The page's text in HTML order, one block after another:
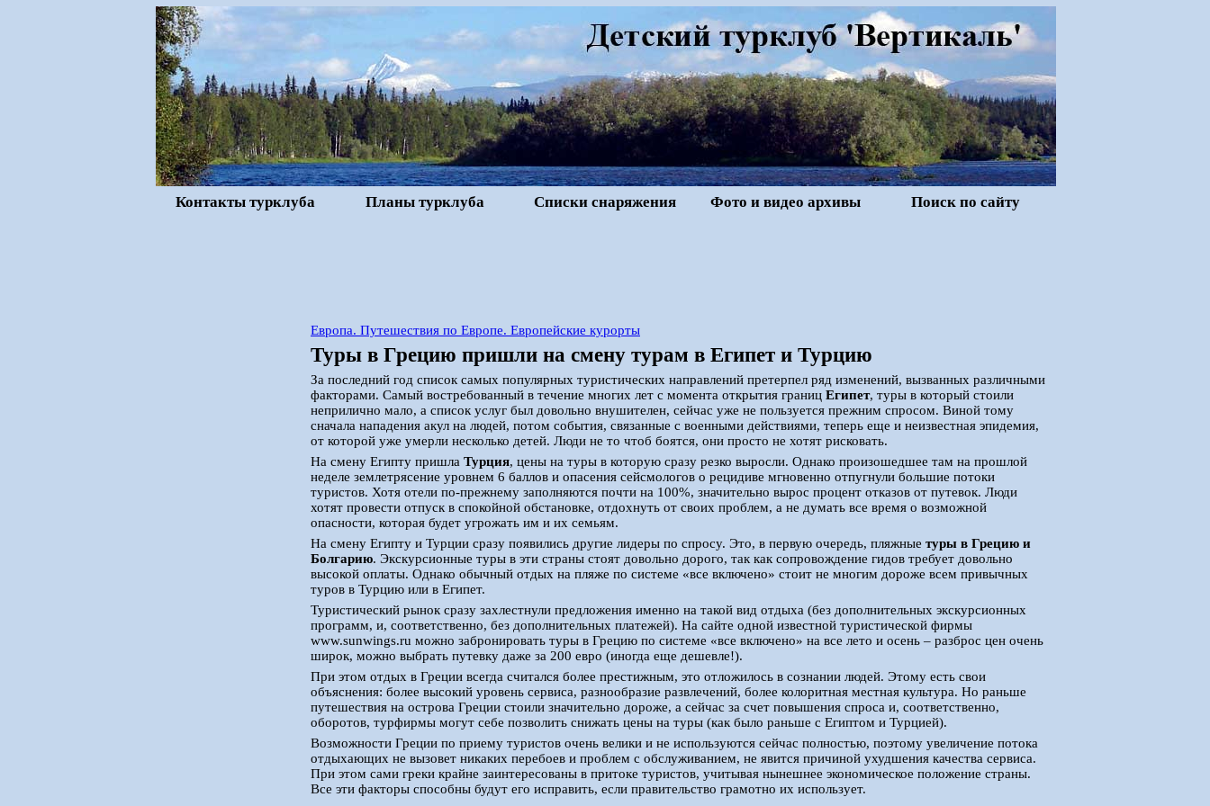
Контакты турклуба Планы турклуба Списки снаряжения Фото и видео архивы Поиск по сайту
Европа. Путешествия по Европе. Европейские курорты
Туры в Грецию пришли на смену турам в Египет и Турцию
За последний год список самых популярных туристических направлений претерпел ряд изменений, вызванных различными
факторами. Самый востребованный в течение многих лет с момента открытия границ Египет, туры в который стоили
неприлично мало, а список услуг был довольно внушителен, сейчас уже не пользуется прежним спросом. Виной тому
сначала нападения акул на людей, потом события, связанные с военными действиями, теперь еще и неизвестная эпидемия,
от которой уже умерли несколько детей. Люди не то чтоб боятся, они просто не хотят рисковать.
На смену Египту пришла Турция, цены на туры в которую сразу резко выросли. Однако произошедшее там на прошлой
неделе землетрясение уровнем 6 баллов и опасения сейсмологов о рецидиве мгновенно отпугнули большие потоки
туристов. Хотя отели по-прежнему заполняются почти на 100%, значительно вырос процент отказов от путевок. Люди
хотят провести отпуск в спокойной обстановке, отдохнуть от своих проблем, а не думать все время о возможной
опасности, которая будет угрожать им и их семьям.
На смену Египту и Турции сразу появились другие лидеры по спросу. Это, в первую очередь, пляжные туры в Грецию и
Болгарию. Экскурсионные туры в эти страны стоят довольно дорого, так как сопровождение гидов требует довольно
высокой оплаты. Однако обычный отдых на пляже по системе «все включено» стоит не многим дороже всем привычных
туров в Турцию или в Египет.
Туристический рынок сразу захлестнули предложения именно на такой вид отдыха (без дополнительных экскурсионных
программ, и, соответственно, без дополнительных платежей). На сайте одной известной туристической фирмы
www.sunwings.ru можно забронировать туры в Грецию по системе «все включено» на все лето и осень – разброс цен очень
широк, можно выбрать путевку даже за 200 евро (иногда еще дешевле!).
При этом отдых в Греции всегда считался более престижным, это отложилось в сознании людей. Этому есть свои
объяснения: более высокий уровень сервиса, разнообразие развлечений, более колоритная местная культура. Но раньше
путешествия на острова Греции стоили значительно дороже, а сейчас за счет повышения спроса и, соответственно,
оборотов, турфирмы могут себе позволить снижать цены на туры (как было раньше с Египтом и Турцией).
Возможности Греции по приему туристов очень велики и не используются сейчас полностью, поэтому увеличение потока
отдыхающих не вызовет никаких перебоев и проблем с обслуживанием, не явится причиной ухудшения качества сервиса.
При этом сами греки крайне заинтересованы в притоке туристов, учитывая нынешнее экономическое положение страны.
Все эти факторы способны будут его исправить, если правительство грамотно их использует.